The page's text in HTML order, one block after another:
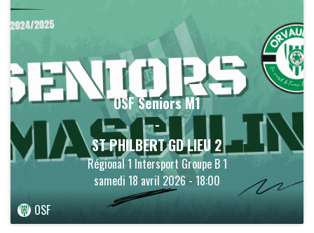
OSF Seniors M1
-
ST PHILBERT GD LIEU 2
Régional 1 Intersport Groupe B 1
samedi 18 avril 2026 - 18:00
OSF